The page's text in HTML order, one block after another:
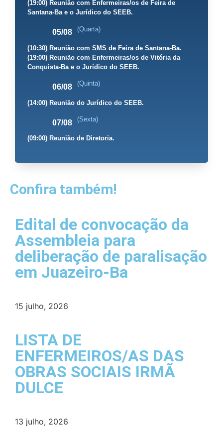
(19:00) Reunião com Enfermeiras/os de Feira de
Santana-Ba e o Jurídico do SEEB.
05/08 (Quarta)
(10:30) Reunião com SMS de Feira de Santana-Ba.
(19:00) Reunião com Enfermeiras/os de Vitória da
Conquista-Ba e o Jurídico do SEEB.
06/08 (Quinta)
(14:00) Reunião do Jurídico do SEEB.
07/08 (Sexta)
(09:00) Reunião de Diretoria.
Confira também!
Edital de convocação da
Assembleia para
deliberação de paralisação
em Juazeiro-Ba
15 julho, 2026
LISTA DE
ENFERMEIROS/AS DAS
OBRAS SOCIAIS IRMÃ
DULCE
13 julho, 2026